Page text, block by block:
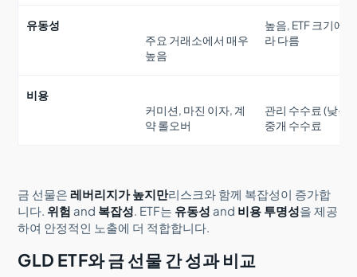
유동성
주요 거래소에서 매우
높음
높음, ETF 크기에
라 다름
비용
커미션, 마진 이자, 계
약 롤오버
관리 수수료 (낮음),
중개 수수료
금 선물은레버리지가 높지만리스크와 함께 복잡성이 증가합
니다. 위험 and 복잡성. ETF는 유동성 and 비용 투명성을 제공
하여 안정적인 노출에 더 적합합니다.
GLD ETF와 금 선물 간 성과 비교